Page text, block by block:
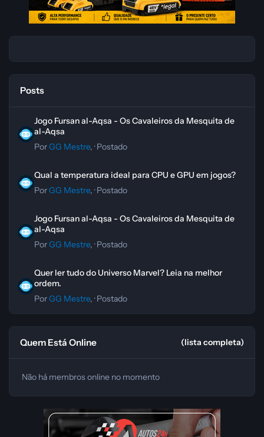
Posts
Jogo Fursan al-Aqsa - Os Cavaleiros da Mesquita de
al-Aqsa
PorGG Mestre, ·Postado
Qual a temperatura ideal para CPU e GPU em jogos?
PorGG Mestre, ·Postado
Jogo Fursan al-Aqsa - Os Cavaleiros da Mesquita de
al-Aqsa
PorGG Mestre, ·Postado
Quer ler tudo do Universo Marvel? Leia na melhor
ordem.
PorGG Mestre, ·Postado
Quem Está Online (lista completa)
Não há membros online no momento